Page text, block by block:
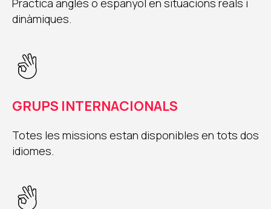
dinàmiques.
GRUPS INTERNACIONALS
Totes les missions estan disponibles en tots dos
idiomes.